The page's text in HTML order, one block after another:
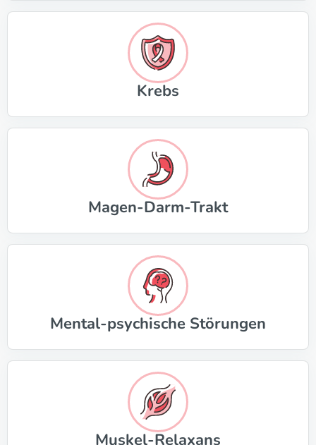
Krebs
Magen-Darm-Trakt
Mental-psychische Störungen
Muskel-Relaxans